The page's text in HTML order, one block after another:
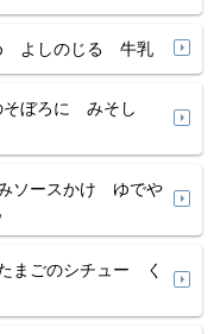
よしのじる 牛乳
ぼろに みそし
ソースかけ ゆでや
まごのシチュー く